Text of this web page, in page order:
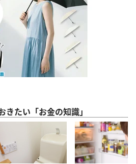
たい「お金の知識」